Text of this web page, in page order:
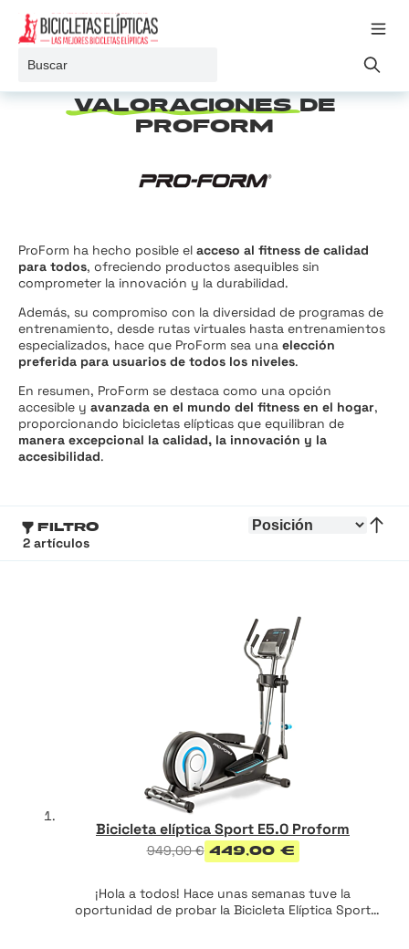
Ir al contenido
Toggle
Buscar
VALORACIONESDE
PROFORM
ProForm ha hecho posible el acceso al fitness de calidad
para todos, ofreciendo productos asequibles sin
comprometer la innovación y la durabilidad.
Además, su compromiso con la diversidad de programas de
entrenamiento, desde rutas virtuales hasta entrenamientos
especializados, hace que ProForm sea una elección
preferida para usuarios de todos los niveles.
En resumen, ProForm se destaca como una opción
accesible y avanzada en el mundo del fitness en el hogar,
proporcionando bicicletas elípticas que equilibran de
manera excepcional la calidad, la innovación y la
accesibilidad.
FILTRO
2 artículos
Bicicleta elíptica Sport E5.0 Proform
449,00 €
949,00 €
¡Hola a todos! Hace unas semanas tuve la
oportunidad de probar la Bicicleta Elíptica Sport